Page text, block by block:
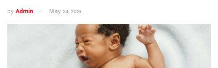
byAdmin May 24, 2023